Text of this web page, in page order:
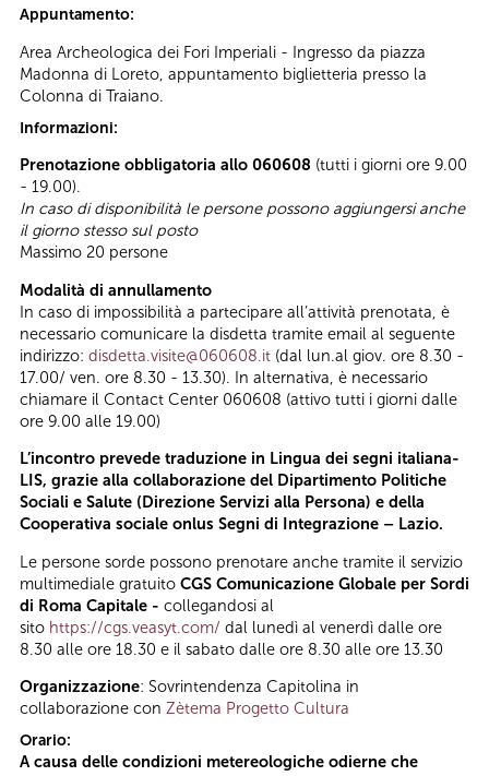
Appuntamento:
Area Archeologica dei Fori Imperiali - Ingresso da piazza
Madonna di Loreto, appuntamento biglietteria presso la
Colonna di Traiano.
Informazioni:
Prenotazione obbligatoria allo 060608 (tutti i giorni ore 9.00
- 19.00).
In caso di disponibilità le persone possono aggiungersi anche
il giorno stesso sul posto
Massimo 20 persone
Modalità di annullamento
In caso di impossibilità a partecipare all’attività prenotata, è
necessario comunicare la disdetta tramite email al seguente
indirizzo: disdetta.visite@060608.it (dal lun.al giov. ore 8.30 -
17.00/ ven. ore 8.30 - 13.30). In alternativa, è necessario
chiamare il Contact Center 060608 (attivo tutti i giorni dalle
ore 9.00 alle 19.00)
L’incontro prevede traduzione in Lingua dei segni italiana-
LIS, grazie alla collaborazione del Dipartimento Politiche
Sociali e Salute (Direzione Servizi alla Persona) e della
Cooperativa sociale onlus Segni di Integrazione – Lazio.
Le persone sorde possono prenotare anche tramite il servizio
multimediale gratuito CGS Comunicazione Globale per Sordi
di Roma Capitale - collegandosi al
sito https://cgs.veasyt.com/ dal lunedì al venerdì dalle ore
8.30 alle ore 18.30 e il sabato dalle ore 8.30 alle ore 13.30
Organizzazione: Sovrintendenza Capitolina in
collaborazione con Zètema Progetto Cultura
Orario:
A causa delle condizioni metereologiche odierne che